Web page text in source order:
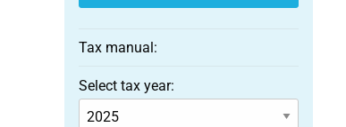
Tax manual:
Select tax year: